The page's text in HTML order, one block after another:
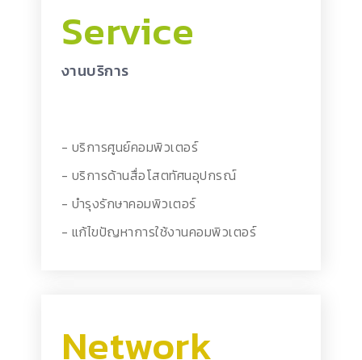
Service
งานบริการ
- บริการศูนย์คอมพิวเตอร์
- บริการด้านสื่อโสตทัศนอุปกรณ์
- บำรุงรักษาคอมพิวเตอร์
- แก้ไขปัญหาการใช้งานคอมพิวเตอร์
Network